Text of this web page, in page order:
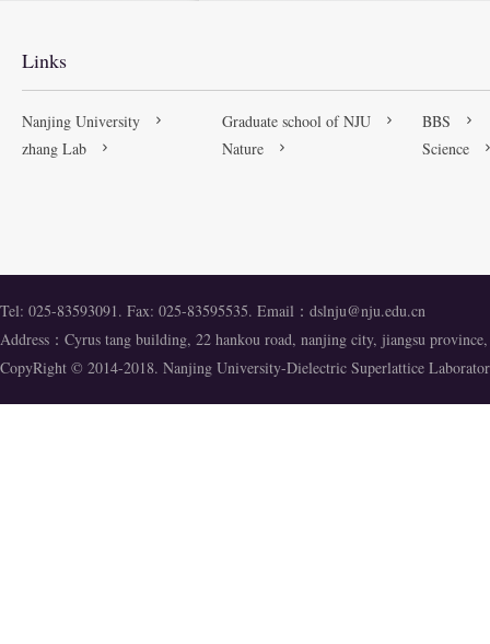
Links
Nanjing University Graduate school of NJU
BBS
zhang Lab
Nature Science
Tel: 025-83593091. Fax: 025-83595535. Email： dslnju@nju.edu.cn
Address：Cyrus tang building, 22 hankou road, nanjing city, jiangsu
CopyRight © 2014-2018. Nanjing University-Dielectric Superlattice